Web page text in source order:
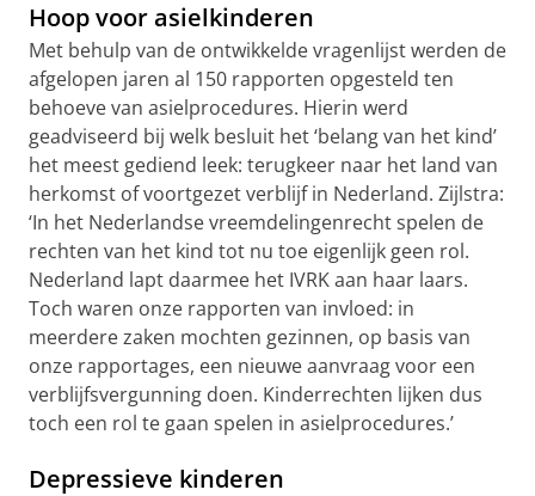
Hoop voor asielkinderen
Met behulp van de ontwikkelde vragenlijst werden de
afgelopen jaren al 150 rapporten opgesteld ten
behoeve van asielprocedures. Hierin werd
geadviseerd bij welk besluit het ‘belang van het kind’
het meest gediend leek: terugkeer naar het land van
herkomst of voortgezet verblijf in Nederland. Zijlstra:
‘In het Nederlandse vreemdelingenrecht spelen de
rechten van het kind tot nu toe eigenlijk geen rol.
Nederland lapt daarmee het IVRK aan haar laars.
Toch waren onze rapporten van invloed: in
meerdere zaken mochten gezinnen, op basis van
onze rapportages, een nieuwe aanvraag voor een
verblijfsvergunning doen. Kinderrechten lijken dus
toch een rol te gaan spelen in asielprocedures.’
Depressieve kinderen